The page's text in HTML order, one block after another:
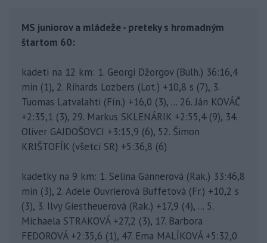
MS juniorov a mládeže - preteky s hromadným
štartom 60:
kadeti na 12 km: 1. Georgi Džorgov (Bulh.) 36:16,4
min (1), 2. Rihards Lozbers (Lot.) +10,8 s (7), 3.
Tuomas Latvalahti (Fín.) +16,0 (3), ... 26. Ján KOVÁČ
+2:35,1 (3), 29. Markus SKLENÁRIK +2:55,4 (9), 34.
Oliver GAJDOŠOVCI +3:15,9 (6), 52. Šimon
KRIŠTOFÍK (všetci SR) +5:36,8 (6)
kadetky na 9 km: 1. Selina Gannerová (Rak.) 33:46,8
min (3), 2. Adele Ouvrierová Buffetová (Fr.) +10,2 s
(3), 3. Ilvy Giestheuerová (Rak.) +17,9 (4), ... 5.
Michaela STRAKOVÁ +27,2 (3), 17. Barbora
FEDOROVÁ +2:35,6 (1), 47. Ema MALÍKOVÁ +5:32,0